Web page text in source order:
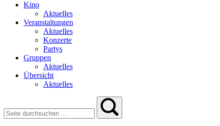
Kino
Aktuelles
Veranstaltungen
Aktuelles
Konzerte
Partys
Gruppen
Aktuelles
Übersicht
Aktuelles